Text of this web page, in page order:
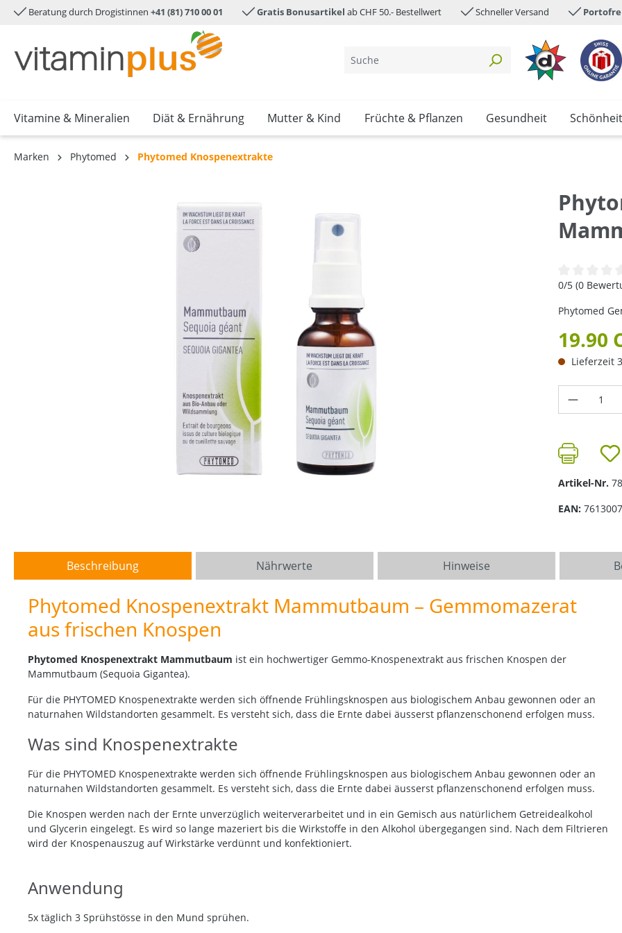
springen Zur Hauptnavigation springen
Beratung durch Drogistinnen +41 (81) 710 00 01 Gratis Bonusartikel ab CHF 50.- Bestellwert Schneller Versand
Vitamine & Mineralien Diät & Ernährung Mutter & Kind Früchte & Pflanzen Gesundheit Schönheit
Marken Phytomed Phytomed Knospenextrakte
0/5 (0
Phytomed
19.90
Lieferzeit
Artikel-Nr.
EAN:
Beschreibung Nährwerte Hinweise
Phytomed Knospenextrakt Mammutbaum – Gemmomazerat
aus frischen Knospen
Phytomed Knospenextrakt Mammutbaum ist ein hochwertiger Gemmo-Knospenextrakt aus frischen Knospen der
Mammutbaum (Sequoia Gigantea).
Für die PHYTOMED Knospenextrakte werden sich öffnende Frühlingsknospen aus biologischem Anbau gewonnen oder an
naturnahen Wildstandorten gesammelt. Es versteht sich, dass die Ernte dabei äusserst pflanzenschonend erfolgen muss.
Was sind Knospenextrakte
Für die PHYTOMED Knospenextrakte werden sich öffnende Frühlingsknospen aus biologischem Anbau gewonnen oder an
naturnahen Wildstandorten gesammelt. Es versteht sich, dass die Ernte dabei äusserst pflanzenschonend erfolgen muss.
Die Knospen werden nach der Ernte unverzüglich weiterverarbeitet und in ein Gemisch aus natürlichem Getreidealkohol
und Glycerin eingelegt. Es wird so lange mazeriert bis die Wirkstoffe in den Alkohol übergegangen sind. Nach dem Filtrieren
wird der Knospenauszug auf Wirkstärke verdünnt und konfektioniert.
Anwendung
5x täglich 3 Sprühstösse in den Mund sprühen.